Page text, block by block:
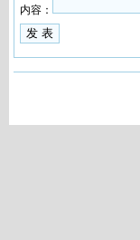
内容：